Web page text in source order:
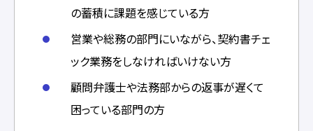
の蓄積に課題を感じている方
営業や総務の部門にいながら、契約書チェ
ック業務をしなければいけない方
顧問弁護士や法務部からの返事が遅くて
困っている部門の方